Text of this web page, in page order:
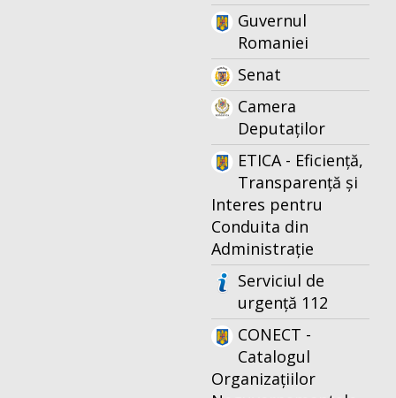
Guvernul
Romaniei
Senat
Camera
Deputaților
ETICA - Eficiență,
Transparență și
Interes pentru
Conduita din
Administrație
Serviciul de
urgență 112
CONECT -
Catalogul
Organizațiilor